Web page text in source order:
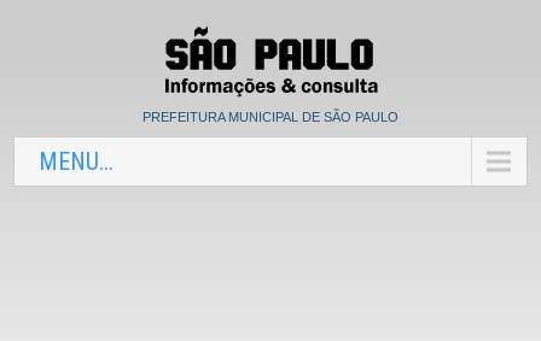
PREFEITURA MUNICIPAL DE SÃO PAULO
MENU...